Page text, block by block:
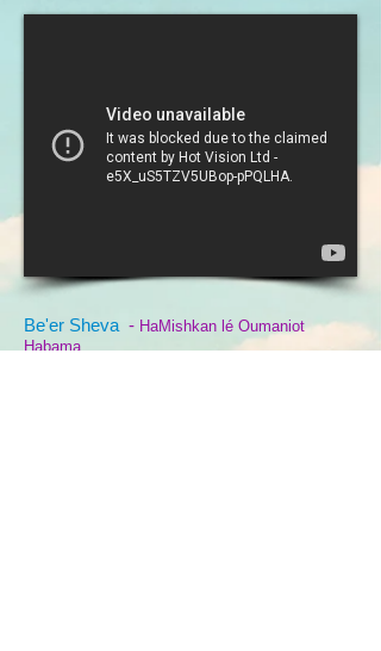
Be'er Sheva - HaMishkan lé Oumaniot
Habama